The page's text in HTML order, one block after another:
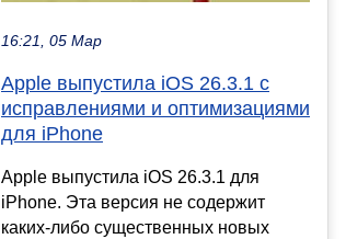
16:21, 05 Мар
Apple выпустила iOS 26.3.1 с
исправлениями и оптимизациями
для iPhone
Apple выпустила iOS 26.3.1 для
iPhone. Эта версия не содержит
каких-либо существенных новых